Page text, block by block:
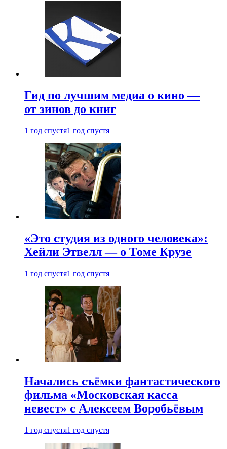
Гид по лучшим медиа о кино —
от зинов до книг
1 год спустя1 год спустя
«Это студия из одного человека»:
Хейли Этвелл — о Томе Крузе
1 год спустя1 год спустя
Начались съёмки фантастического
фильма «Московская касса
невест» с Алексеем Воробьёвым
1 год спустя1 год спустя